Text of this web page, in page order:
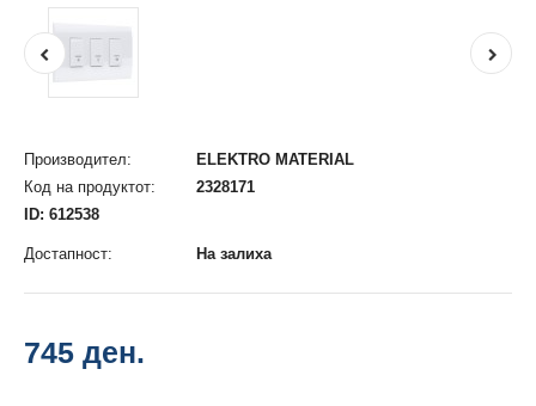
Производител:
ELEKTRO MATERIAL
Код на продуктот:
2328171
ID: 612538
Достапност: На залиха
745 ден.